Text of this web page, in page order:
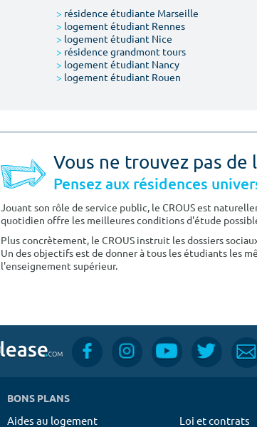
> résidence étudiante Marseille
> logement étudiant Rennes
> logement étudiant Nice
> résidence grandmont tours
> logement étudiant Nancy
> logement étudiant Rouen
Vous ne trouvez pas de
Pensez aux résidences
Jouant son rôle de service public, le CROUS est
quotidien offre les meilleures conditions d'étude
Plus concrètement, le CROUS instruit les dossiers
Un des objectifs est de donner à tous les étudiants les
l'enseignement supérieur.
BONS PLANS
Aides au logement Loi et contrats